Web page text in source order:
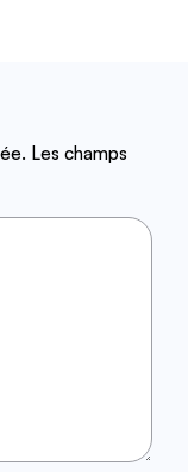
Les champs